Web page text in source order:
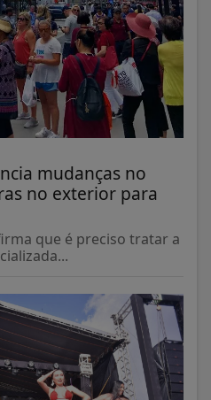
mudanças no
no exterior para
que é preciso tratar a